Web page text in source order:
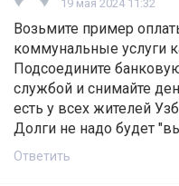
19 мая 2024 11:32
Возьмите пример
коммунальные услуги
Подсоедините
службой и снимайте
есть у всех жителей
Долги не надо будет
Ответить